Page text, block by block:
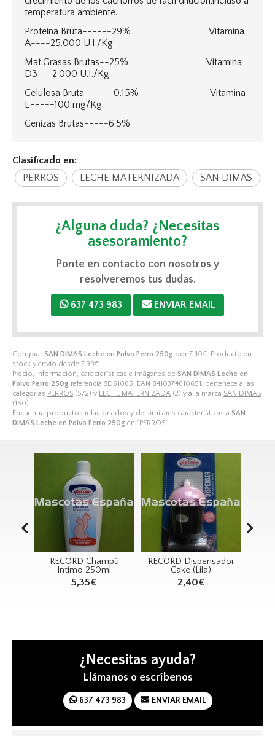
Comprar SAN DIMAS Leche en Polvo Perro 250g por 7,40€ . Producto en
stock y envío desde 7,99€
Precio, información, características e imágenes de SAN DIMAS Leche en
Polvo Perro 250g referencia SD61065, EAN 8410374610651, pertenece a las
categorías PERROS (572) y LECHE MATERNIZADA (2) y a la marca SAN DIMAS
(150).
Encuentra productos relacionados y de similares características a SAN
DIMAS Leche en Polvo Perro 250g en "PERROS".
temperatura ambiente.
Proteina Bruta------29% Vitamina
A----25.000 U.I./Kg
Mat.Grasas Brutas--25% Vitamina
D3---2.000 U.I./Kg
Celulosa Bruta------0.15% Vitamina
E-----100 mg/Kg
Cenizas Brutas-----6.5%
Clasificado en:
PERROS
LECHE MATERNIZADA SAN DIMAS
¿Alguna duda? ¿Necesitas
asesoramiento?
Ponte en contacto con nosotros y
resolveremos tus dudas.
637 473 983 ENVIAR EMAIL
RECORD Champú
Intimo 250ml
5,35€
RECORD Dispensador
Cake (Lila)
2,40€
¿Necesitas ayuda?
Llámanos o escríbenos
637 473 983 ENVIAR EMAIL